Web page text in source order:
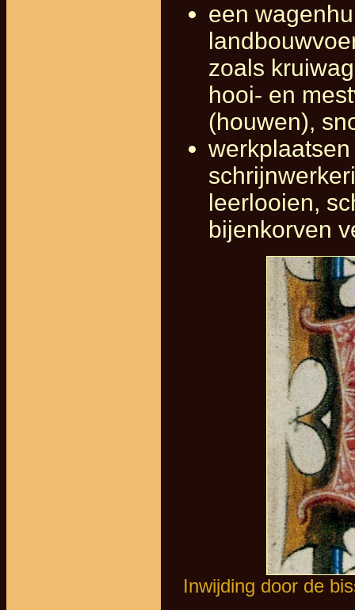
een
zoals
hooi- en
(houwen),
leerlooien,
bijenkorven
Inwijding door de